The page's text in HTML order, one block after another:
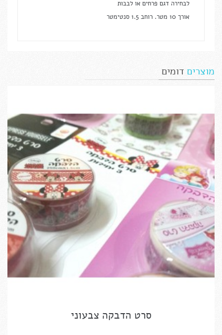
לבחירה דגם פרחים או לבבות
אורך 10 מטר. רוחב 1.5 סנטימטר
מוצרים דומים
סרט הדבקה צבעוני